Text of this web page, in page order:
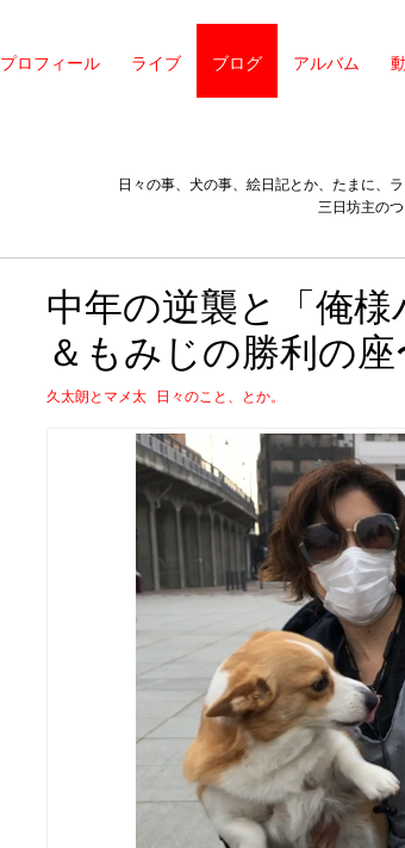
プロフィール ライブ ブログ アルバム
日々の事、犬の事、絵日記とか、たまに、
三日坊主の
中年の逆襲と「俺
＆もみじの勝利の座
久太朗とマメ太 日々のこと、とか。